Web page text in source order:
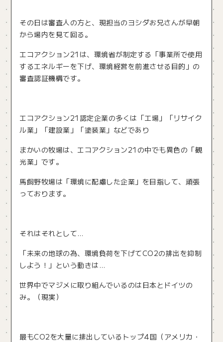
その日は審査人の方と、現担当のヨシダお兄さんが早朝
から場内を見て回る。
エコアクション21は、環境省が制定する「事業所で使用
するエネルギーを下げ、環境経営を前進させる目的」の
審査認証機構です。
エコアクション21認定企業の多くは「工場」「リサイク
ル業」「建設業」「塗装業」などであり
まかいの牧場は、エコアクション21の中でも異色の「観
光業」です。
馬飼野牧場は「環境に配慮した企業」を目指して、頑張
っております。
それはそれとして…
「未来の地球の為、環境負荷を下げてCO2の排出を抑制
しよう！」という動きは…
世界中でマジメに取り組んでいるのは日本とドイツの
み。（現実）
最もCO2を大量に排出しているトップ4国（アメリカ・